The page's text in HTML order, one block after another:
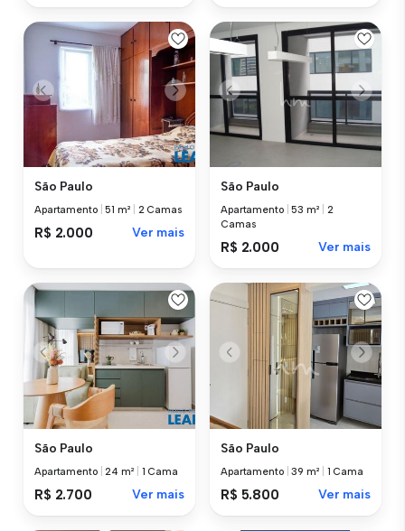
São Paulo
Apartamento |51 m² 2 Camas
R$ 2.000 Ver mais
São Paulo
Apartamento |53 m²
2
Camas
R$ 2.000 Ver mais
São Paulo
Apartamento 24 m² 1 Cama
R$ 2.700 Ver mais
São Paulo
Apartamento |39 m² 1 Cama
R$ 5.800 Ver mais